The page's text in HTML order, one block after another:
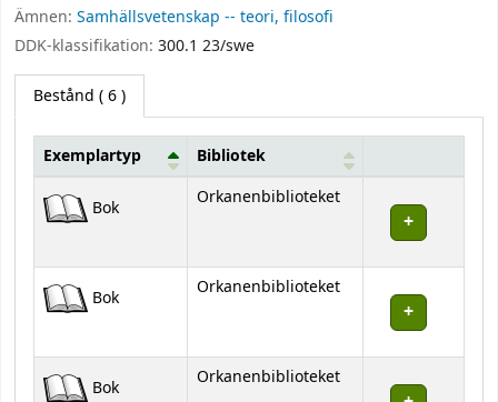
Ämnen: Samhällsvetenskap -- teori, filosofi
DDK-klassifikation: 300.1 23/swe
Bestånd ( 6 )
Bestånd
Exemplartyp Bibliotek
Bok Orkanenbiblioteket
Bok Orkanenbiblioteket
Bok Orkanenbiblioteket